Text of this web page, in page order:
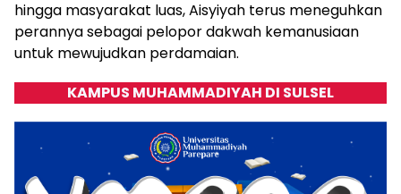
hingga masyarakat luas, Aisyiyah terus meneguhkan
perannya sebagai pelopor dakwah kemanusiaan
untuk mewujudkan perdamaian.
KAMPUS MUHAMMADIYAH DI SULSEL